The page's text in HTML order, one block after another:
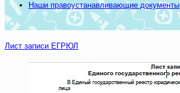
Наши правоустанавливающие документы
Лист записи ЕГРЮЛ